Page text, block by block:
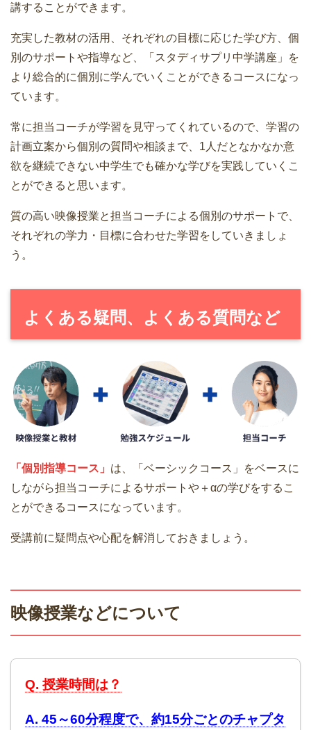
講することができます。
充実した教材の活用、それぞれの目標に応じた学び方、個
別のサポートや指導など、「スタディサプリ中学講座」を
より総合的に個別に学んでいくことができるコースになっ
ています。
常に担当コーチが学習を見守ってくれているので、学習の
計画立案から個別の質問や相談まで、1人だとなかなか意
欲を継続できない中学生でも確かな学びを実践していくこ
とができると思います。
質の高い映像授業と担当コーチによる個別のサポートで、
それぞれの学力・目標に合わせた学習をしていきましょ
う。
よくある疑問、よくある質問など
「個別指導コース」 は、「ベーシックコース」をベースに
しながら担当コーチによるサポートや＋αの学びをするこ
とができるコースになっています。
受講前に疑問点や心配を解消しておきましょう。
映像授業などについて
Q. 授業時間は？
A. 45～60分程度で、約15分ごとのチャプタ